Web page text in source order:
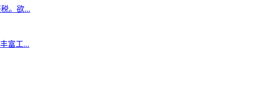
。欲...
富工...